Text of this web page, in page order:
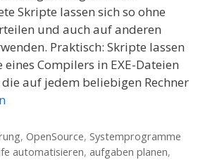
Skripte lassen sich so ohne
und auch auf anderen
Praktisch: Skripte lassen
Compilers in EXE-Dateien
auf jedem beliebigen Rechner
, OpenSource, Systemprogramme
automatisieren, aufgaben planen,